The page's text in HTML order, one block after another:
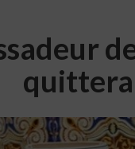
quittera